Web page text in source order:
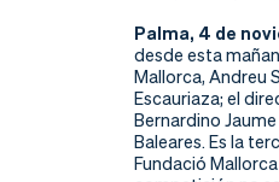
Palma, 4 de
desde esta
Mallorca, Andreu
Escauriaza; el
Bernardino
Baleares. Es la
Fundació